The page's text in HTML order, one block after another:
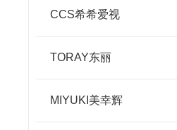
CCS希希爱视
TORAY东丽
MIYUKI美幸辉